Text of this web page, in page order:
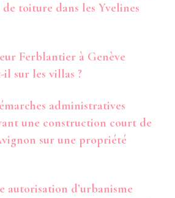
toiture dans les Yvelines
Ferblantier à Genève
sur les villas ?
administratives
une construction court de
sur une propriété
autorisation d’urbanisme